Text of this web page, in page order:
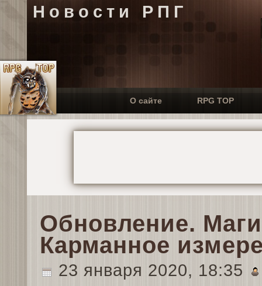
Новости РПГ
О сайте RPG TOP
Обновление.
Карманное
23 января 2020, 18:35